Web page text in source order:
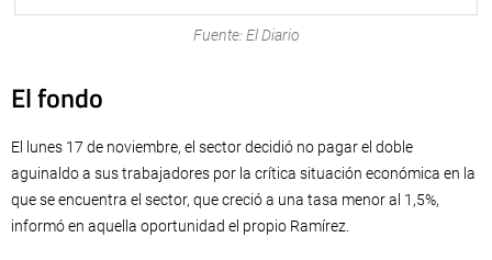
Fuente: El Diario
El fondo
El lunes 17 de noviembre, el sector decidió no pagar el doble
aguinaldo a sus trabajadores por la crítica situación económica en la
que se encuentra el sector, que creció a una tasa menor al 1,5%,
informó en aquella oportunidad el propio Ramírez.